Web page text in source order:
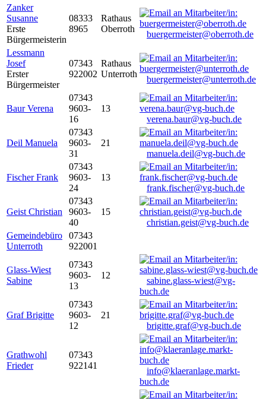
Zanker
Susanne
Erste
Bürgermeisterin
08333
8965
Rathaus
Oberroth
buergermeister@oberroth.de
Lessmann
Josef
Erster
Bürgermeister
07343
922002
Rathaus
Unterroth
buergermeister@unterroth.de
Baur Verena
07343
9603-
16
13
verena.baur@vg-buch.de
Deil Manuela
07343
9603-
31
21
manuela.deil@vg-buch.de
Fischer Frank
07343
9603-
24
13
frank.fischer@vg-buch.de
Geist Christian
07343
9603-
40
15
christian.geist@vg-buch.de
Gemeindebüro
Unterroth
07343
922001
Glass-Wiest
Sabine
07343
9603-
13
12
sabine.glass-wiest@vg-
buch.de
Graf Brigitte
07343
9603-
12
21
brigitte.graf@vg-buch.de
Grathwohl
Frieder
07343
922141
info@klaeranlage.markt-
buch.de